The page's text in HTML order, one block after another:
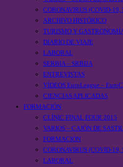
CORONAVIRUS (COVID-19,
ARCHIVO HISTÓRICO
TURISMO Y
DIARIO DE VIAJE
LABORAL
SERBIA – SRBIJA
ENTREVISTAS
VÍDEOS EuroLeague –
CIENCIAS APLICADAS
FORMACIÓN
CLÍNIC FINAL FOUR 2015
VARIOS – CAJÓN DE
FORMACIÓN
CORONAVIRUS (COVID-19,
LABORAL